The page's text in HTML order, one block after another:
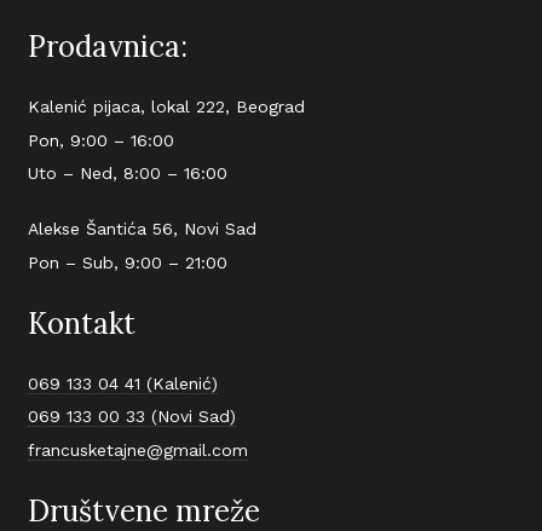
Prodavnica:
Kalenić pijaca, lokal 222, Beograd
Pon, 9:00 – 16:00
Uto – Ned, 8:00 – 16:00
Alekse Šantića 56, Novi Sad
Pon – Sub, 9:00 – 21:00
Kontakt
069 133 04 41 (Kalenić)
069 133 00 33 (Novi Sad)
francusketajne@gmail.com
Društvene mreže